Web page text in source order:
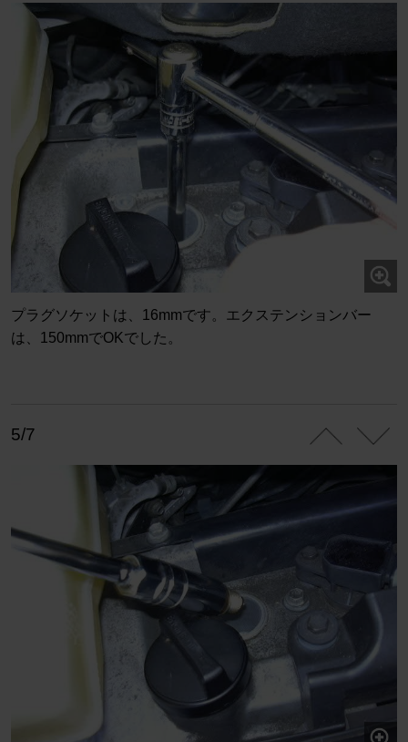
プラグソケットは、16mmです。エクステンションバー
は、150mmでOKでした。
5/7